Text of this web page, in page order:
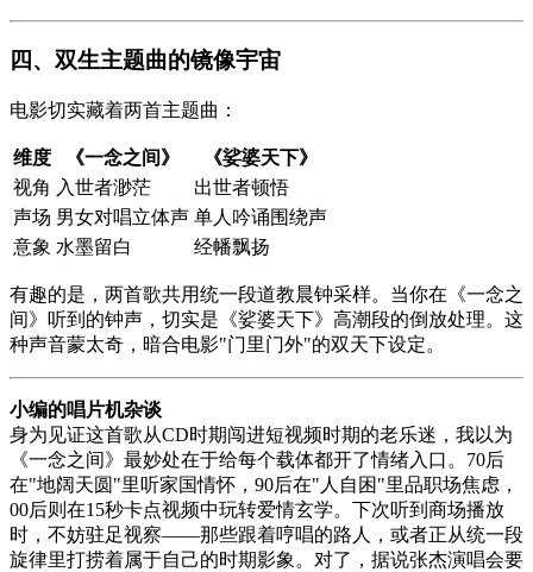
四、双生主题曲的镜像宇宙
电影切实藏着两首主题曲：
维度 《一念之间》
《娑婆天下》
视角 入世者渺茫
出世者顿悟
声场 男女对唱立体声 单人吟诵围绕声
意象 水墨留白 经幡飘扬
有趣的是，两首歌共用统一段道教晨钟采样。当你在《一念之
间》听到的钟声，切实是《娑婆天下》高潮段的倒放处理。这
种声音蒙太奇，暗合电影"门里门外"的双天下设定。
小编的唱片机杂谈
身为见证这首歌从CD时期闯进短视频时期的老乐迷，我以为
《一念之间》最妙处在于给每个载体都开了情绪入口。70后
在"地阔天圆"里听家国情怀，90后在"人自困"里品职场焦虑，
00后则在15秒卡点视频中玩转爱情玄学。下次听到商场播放
时，不妨驻足视察——那些跟着哼唱的路人，或者正从统一段
旋律里打捞着属于自己的时期影象。对了，据说张杰演唱会要